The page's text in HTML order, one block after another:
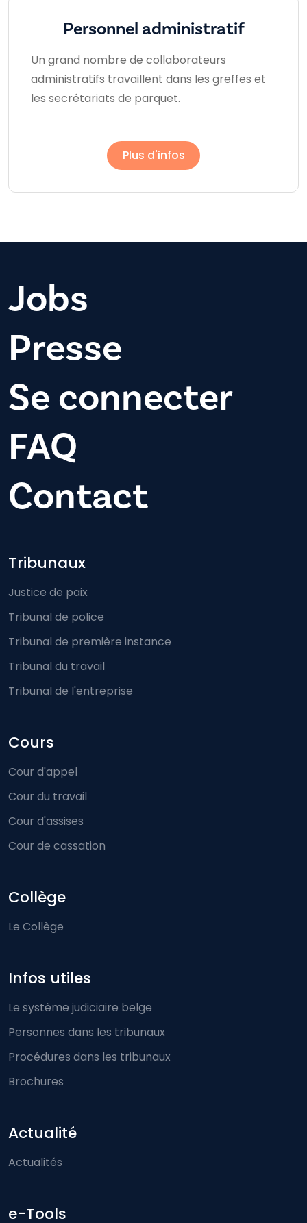
Personnel administratif
Un grand nombre de collaborateurs
administratifs travaillent dans les greffes et
les secrétariats de parquet.
Plus d'infos
Jobs
Presse
Se connecter
FAQ
Contact
Footer-menu
Tribunaux
Justice de paix
Tribunal de police
Tribunal de première instance
Tribunal du travail
Tribunal de l'entreprise
Cours
Cour d'appel
Cour du travail
Cour d'assises
Cour de cassation
Collège
Le Collège
Infos utiles
Le système judiciaire belge
Personnes dans les tribunaux
Procédures dans les tribunaux
Brochures
Actualité
Actualités
e-Tools